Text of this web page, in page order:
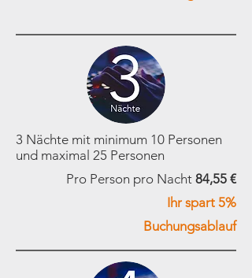
3 Nächte mit minimum 10 Personen
und maximal 25 Personen
Pro Person pro Nacht 84,55 €
Ihr spart 5%
Buchungsablauf